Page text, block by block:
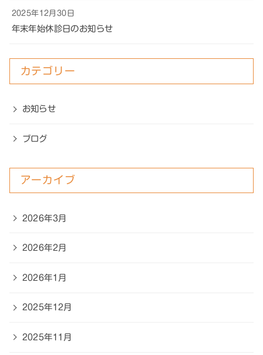
年末年始休診日のお知らせ
2025年12月30日
カテゴリー
お知らせ
ブログ
アーカイブ
2026年3月
2026年2月
2026年1月
2025年12月
2025年11月